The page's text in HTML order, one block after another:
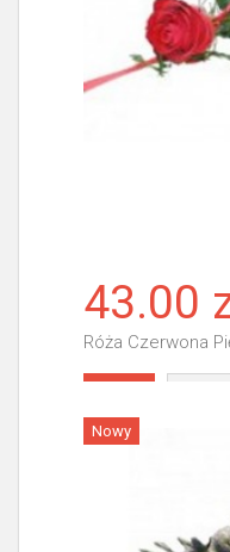
43.00
Róża Czerwona
Nowy